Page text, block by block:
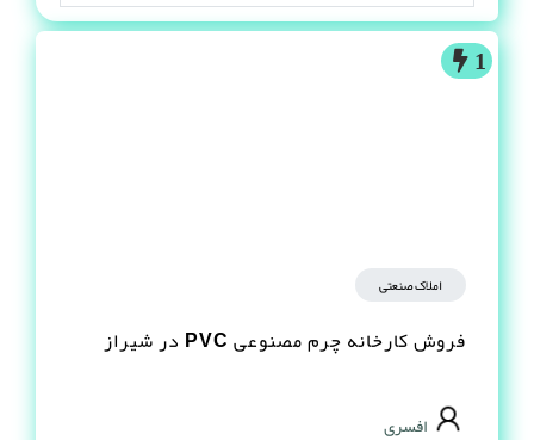
1
املاک صنعتی
فروش کارخانه چرم مصنوعى PVC در شیراز
افسری